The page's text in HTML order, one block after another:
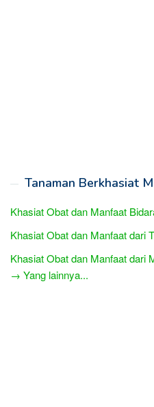
Tanaman Berkhasiat
Khasiat Obat dan Manfaat
Khasiat Obat dan Manfaat dari
Khasiat Obat dan Manfaat dari
→ Yang lainnya...